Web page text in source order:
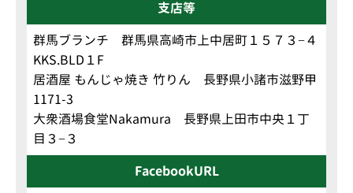
支店等
群馬ブランチ 群馬県高崎市上中居町１５７３−４
KKS.BLD１F
居酒屋 もんじゃ焼き 竹りん 長野県小諸市滋野甲
1171-3
大衆酒場食堂Nakamura 長野県上田市中央１丁
目３−３
FacebookURL